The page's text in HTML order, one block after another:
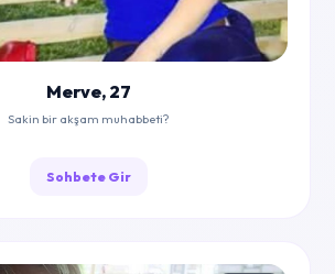
Merve, 27
Sakin bir akşam muhabbeti?
Sohbete Gir